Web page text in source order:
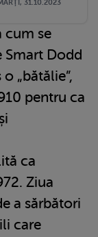
31.10.2023
cum se
Smart Dodd
„bătălie”,
pentru ca
ca
Ziua
a sărbători
care